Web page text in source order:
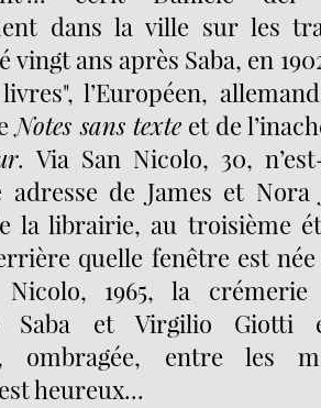
dans la ville sur les
vingt ans après Saba, en
l’Européen,
Notes sans texteet de
. Via San Nicolo, 30,
adresse de James et
la librairie, au troisième
quelle fenêtre est
1965, la
Saba et Virgilio Giotti
ombragée, entre les
heureux...